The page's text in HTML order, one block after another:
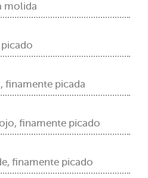
molida
finamente picada
finamente picado
finamente picado